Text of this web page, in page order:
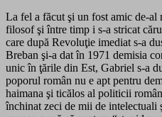
La fel a făcut şi un fost amic de-al
filosof şi între timp i s-a stricat
care după Revoluţie imediat s-a
Breban şi-a dat în 1971 demisia
unic în ţările din Est, Gabriel s-a
poporul român nu e apt pentru
haimana şi ticălos al politicii
închinat zeci de mii de